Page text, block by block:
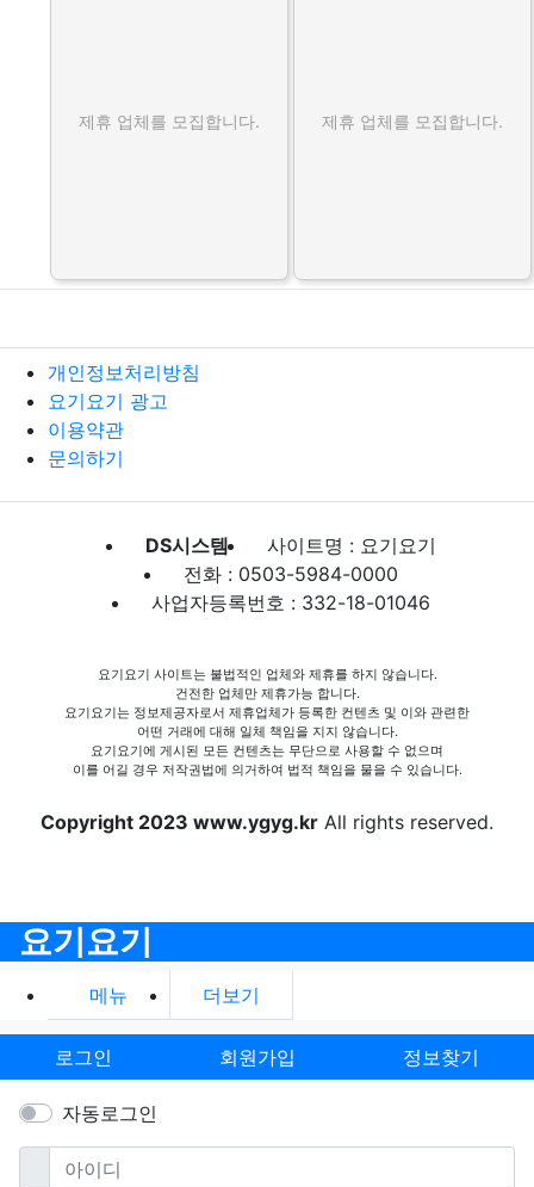
제휴 업체를 모집합니다. 제휴 업체를 모집합니다.
개인정보처리방침
요기요기 광고
이용약관
문의하기
DS시스템
사이트명 : 요기요기
전화 : 0503-5984-0000
사업자등록번호 : 332-18-01046
요기요기 사이트는 불법적인 업체와 제휴를 하지 않습니다.
건전한 업체만 제휴가능 합니다.
요기요기는 정보제공자로서 제휴업체가 등록한 컨텐츠 및 이와 관련한
어떤 거래에 대해 일체 책임을 지지 않습니다.
요기요기에 게시된 모든 컨텐츠는 무단으로 사용할 수 없으며
이를 어길 경우 저작권법에 의거하여 법적 책임을 물을 수 있습니다.
Copyright 2023 www.ygyg.kr All rights reserved.
요기요기
메뉴 더보기
로그인 회원가입 정보찾기
자동로그인
아이디필수